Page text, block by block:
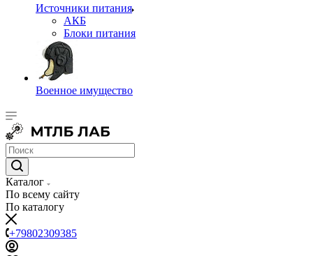
Источники питания
АКБ
Блоки питания
Военное имущество
Каталог
По всему сайту
По каталогу
+79802309385